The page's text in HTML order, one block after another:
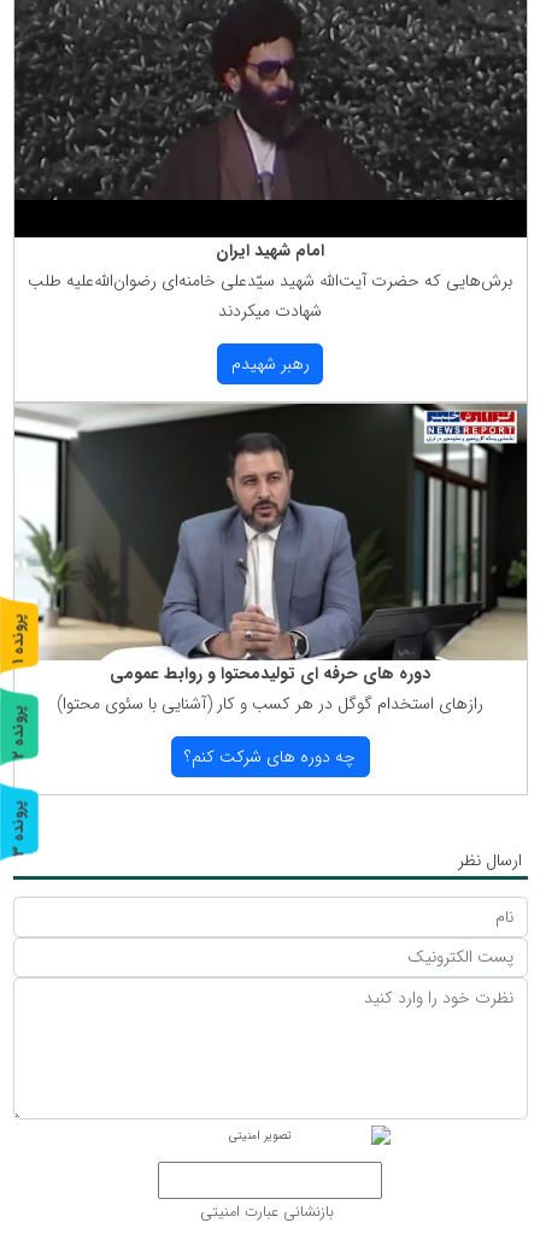
امام شهید ایران
برش‌هایی كه حضرت آیت‌الله شهید سیّدعلی خامنه‌ای رضوان‌الله‌علیه طلب
شهادت میكردند
رهبر شهیدم
دوره های حرفه ای تولیدمحتوا و روابط عمومی
رازهای استخدام گوگل در هر كسب و كار (آشنایی با سئوی محتوا)
چه دوره های شركت كنم؟
ارسال نظر
بازنشانی عبارت امنیتی
پ
ر
و
ن
د
ه
1
پ
ر
و
ن
د
ه
2
پ
ر
و
ن
د
ه
3